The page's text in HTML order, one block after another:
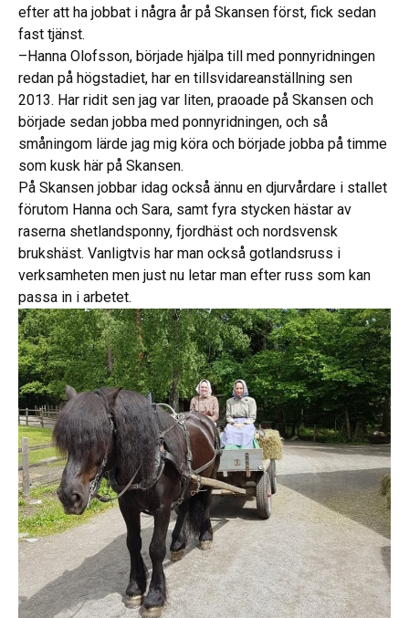
efter att ha jobbat i några år på Skansen först, fick sedan
fast tjänst.
–Hanna Olofsson, började hjälpa till med ponnyridningen
redan på högstadiet, har en tillsvidareanställning sen
2013. Har ridit sen jag var liten, praoade på Skansen och
började sedan jobba med ponnyridningen, och så
småningom lärde jag mig köra och började jobba på timme
som kusk här på Skansen.
På Skansen jobbar idag också ännu en djurvårdare i stallet
förutom Hanna och Sara, samt fyra stycken hästar av
raserna shetlandsponny, fjordhäst och nordsvensk
brukshäst. Vanligtvis har man också gotlandsruss i
verksamheten men just nu letar man efter russ som kan
passa in i arbetet.